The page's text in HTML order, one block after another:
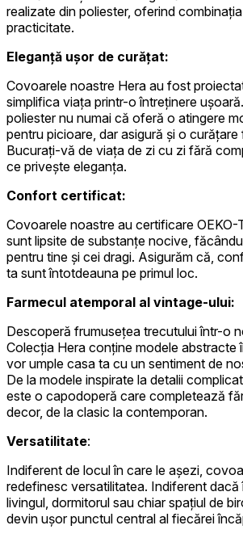
realizate din poliester, oferind
practicitate.
Eleganță ușor de curățat:
Covoarele noastre Hera au fost
simplifica viața printr-o întreținere
poliester nu numai că oferă o atingere
pentru picioare, dar asigură și o curățare
Bucurați-vă de viața de zi cu zi fără
ce privește eleganța.
Confort certificat:
Covoarele noastre au certificare OEKO-
sunt lipsite de substanțe nocive,
pentru tine și cei dragi. Asigurăm că,
ta sunt întotdeauna pe primul loc.
Farmecul atemporal al vintage-ului:
Descoperă frumusețea trecutului într-o
Colecția Hera conține modele abstracte
vor umple casa ta cu un sentiment de
De la modele inspirate la detalii
este o capodoperă care completează
decor, de la clasic la contemporan.
Versatilitate:
Indiferent de locul în care le așezi,
redefinesc versatilitatea. Indiferent
livingul, dormitorul sau chiar spațiul de
devin ușor punctul central al fiecărei